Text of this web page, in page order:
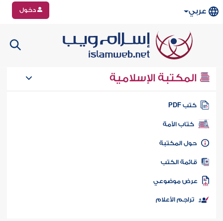
عربي دخول
المكتبة الإسلامية
كتب PDF
كتاب الأمة
المكتبة
الكتب
موضوعي